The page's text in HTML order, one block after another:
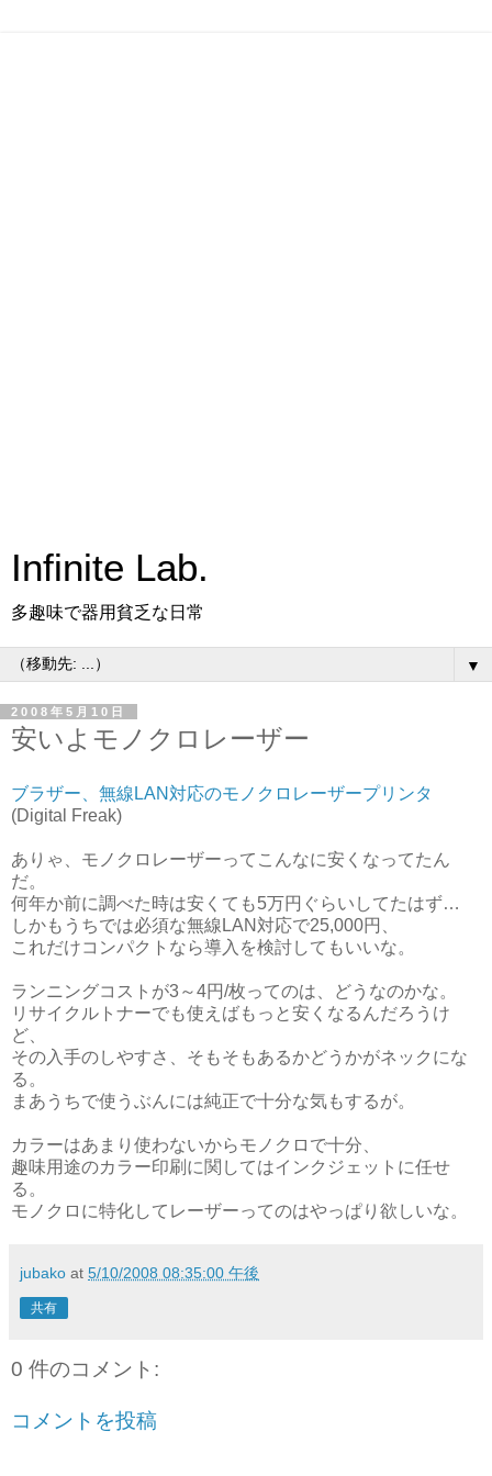
Infinite Lab.
多趣味で器用貧乏な日常
▼
2008年5月10日
安いよモノクロレーザー
ブラザー、無線LAN対応のモノクロレーザープリンタ
(Digital Freak)
ありゃ、モノクロレーザーってこんなに安くなってたん
だ。
何年か前に調べた時は安くても5万円ぐらいしてたはず…
しかもうちでは必須な無線LAN対応で25,000円、
これだけコンパクトなら導入を検討してもいいな。
ランニングコストが3～4円/枚ってのは、どうなのかな。
リサイクルトナーでも使えばもっと安くなるんだろうけ
ど、
その入手のしやすさ、そもそもあるかどうかがネックにな
る。
まあうちで使うぶんには純正で十分な気もするが。
カラーはあまり使わないからモノクロで十分、
趣味用途のカラー印刷に関してはインクジェットに任せ
る。
モノクロに特化してレーザーってのはやっぱり欲しいな。
jubako at 5/10/2008 08:35:00 午後
共有
0 件のコメント:
コメントを投稿